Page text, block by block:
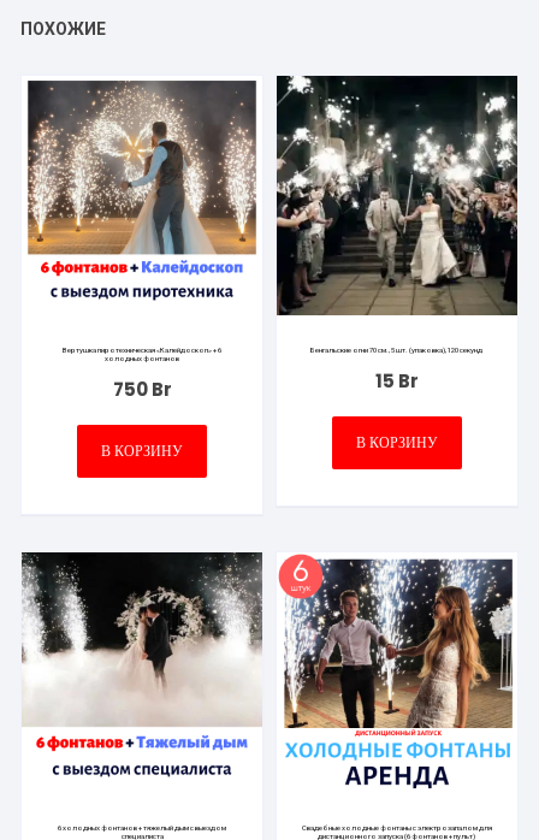
ПОХОЖИЕ
Вертушка пиротехническая «Калейдоскоп» + 6
холодных фонтанов
750Br
В КОРЗИНУ
Бенгальские огни 70 см., 5 шт. (упаковка), 120 секунд
15 Br
В КОРЗИНУ
6 холодных фонтанов + тяжелый дым с выездом
специалиста
Свадебные холодные фонтаны с электрозапалом для
дистанционного запуска (6 фонтанов + пульт)